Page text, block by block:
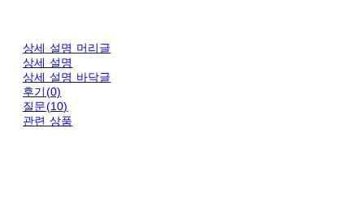
상세 설명 머리글
상세 설명
상세 설명 바닥글
후기(0)
질문(10)
관련 상품